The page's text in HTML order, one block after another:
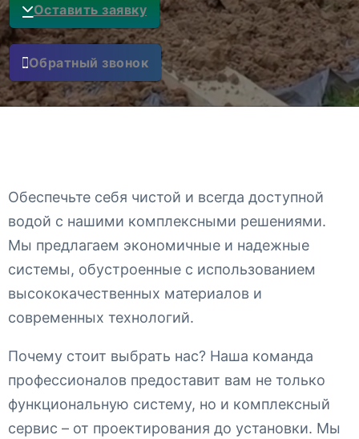
Оставить заявку
Обратный звонок
Обеспечьте себя чистой и всегда доступной
водой с нашими комплексными решениями.
Мы предлагаем экономичные и надежные
системы, обустроенные с использованием
высококачественных материалов и
современных технологий.
Почему стоит выбрать нас? Наша команда
профессионалов предоставит вам не только
функциональную систему, но и комплексный
сервис – от проектирования до установки. Мы